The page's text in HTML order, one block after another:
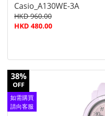
Casio_A130WE-3A
HKD 960.00
HKD 480.00
38%
OFF
如需購買
請向客服